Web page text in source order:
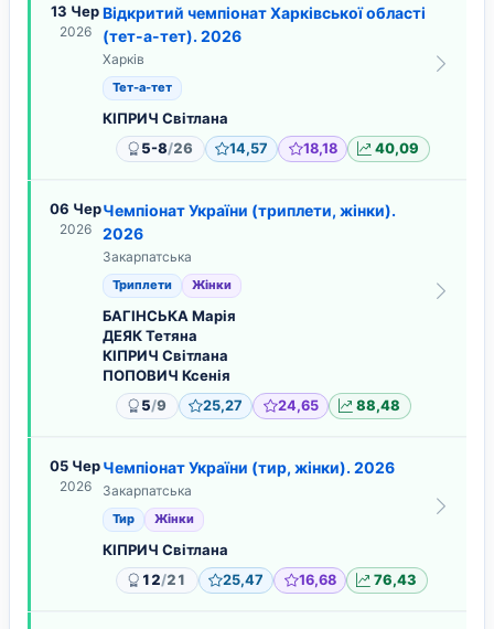
13 Чер
2026
Відкритий чемпіонат Харківської області
(тет-а-тет). 2026
Харків
Тет-а-тет
КІПРИЧ Світлана
5-8/26 14,57 18,18 40,09
06 Чер
2026
Чемпіонат України (триплети, жінки).
2026
Закарпатська
Триплети Жінки
БАГІНСЬКА Марія
ДЕЯК Тетяна
КІПРИЧ Світлана
ПОПОВИЧ Ксенія
5/9 25,27 24,65 88,48
05 Чер
2026
Чемпіонат України (тир, жінки). 2026
Закарпатська
Тир Жінки
КІПРИЧ Світлана
12/21 25,47 16,68 76,43